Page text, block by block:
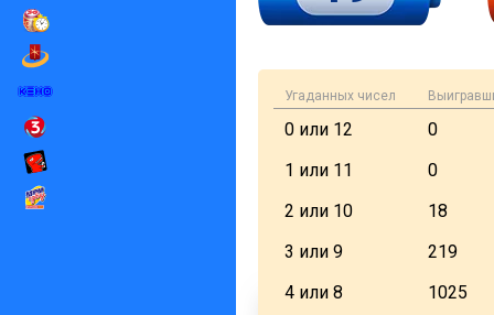
Угаданных чисел
0 или 12
0
1 или 11
0
2 или 10
18
3 или 9
219
4 или 8
1025